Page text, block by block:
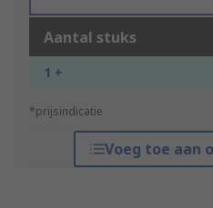
Aantal stuks
1 +
*prijsindicatie
Voeg toe aan